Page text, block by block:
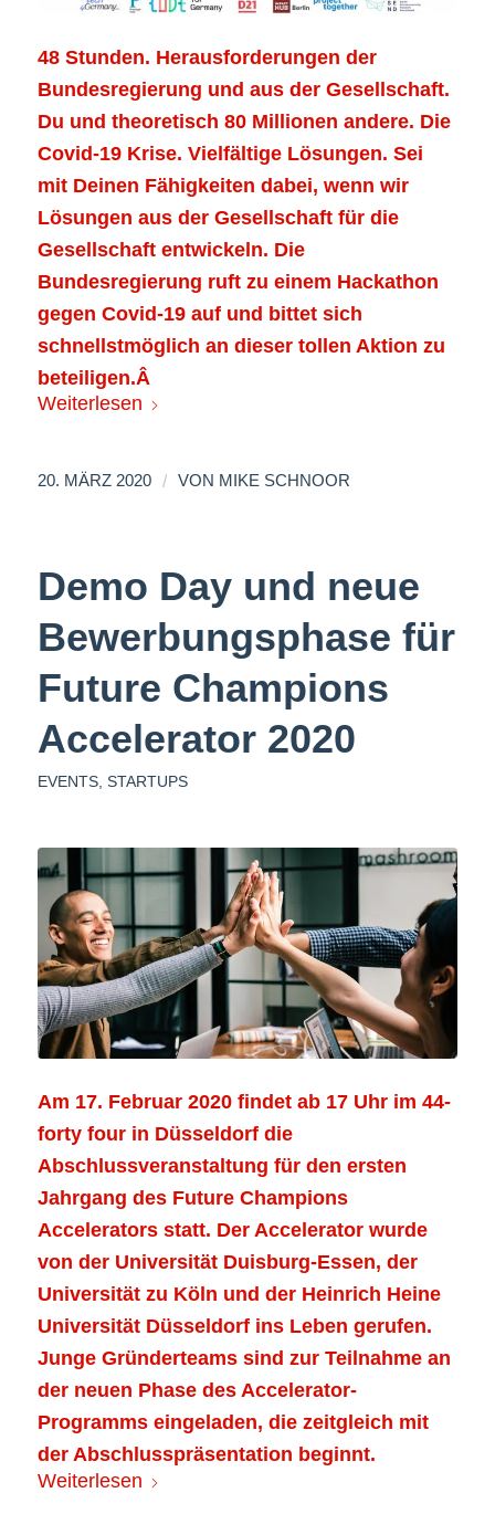
48 Stunden. Herausforderungen der
Bundesregierung und aus der Gesellschaft.
Du und theoretisch 80 Millionen andere. Die
Covid-19 Krise. Vielfältige Lösungen. Sei
mit Deinen Fähigkeiten dabei, wenn wir
Lösungen aus der Gesellschaft für die
Gesellschaft entwickeln. Die
Bundesregierung ruft zu einem Hackathon
gegen Covid-19 auf und bittet sich
schnellstmöglich an dieser tollen Aktion zu
beteiligen.Â
Weiterlesen
20. MÄRZ 2020 / VON MIKE SCHNOOR
Demo Day und neue
Bewerbungsphase für
Future Champions
Accelerator 2020
EVENTS, STARTUPS
Am 17. Februar 2020 findet ab 17 Uhr im 44-
forty four in Düsseldorf die
Abschlussveranstaltung für den ersten
Jahrgang des Future Champions
Accelerators statt. Der Accelerator wurde
von der Universität Duisburg-Essen, der
Universität zu Köln und der Heinrich Heine
Universität Düsseldorf ins Leben gerufen.
Junge Gründerteams sind zur Teilnahme an
der neuen Phase des Accelerator-
Programms eingeladen, die zeitgleich mit
der Abschlusspräsentation beginnt.
Weiterlesen